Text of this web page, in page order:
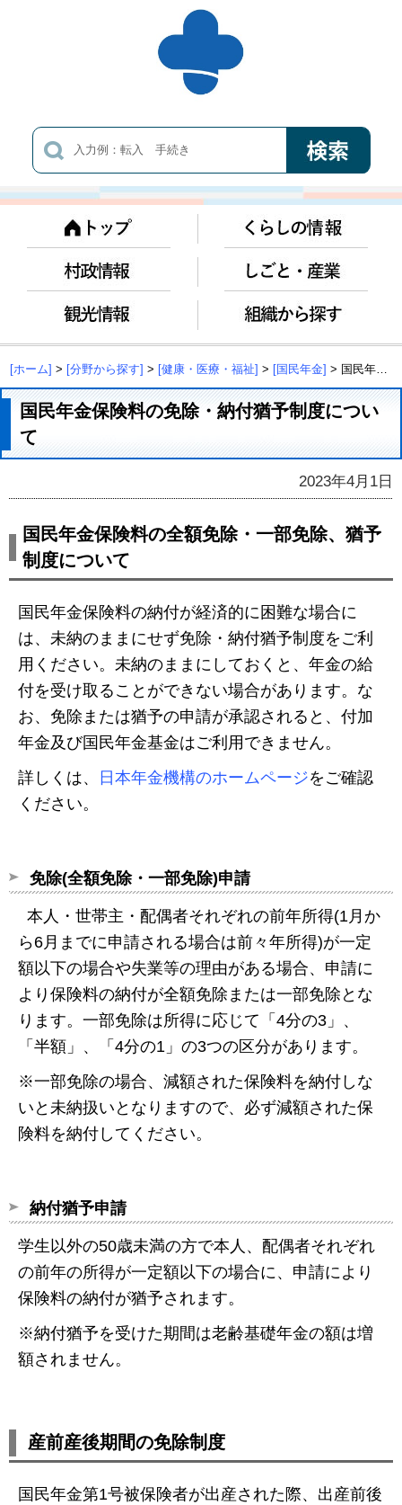
[ホーム] > [分野から探す] > [健康・医療・福祉] > [国民年金] > 国民年金保険料の免除・納付猶予制度について
国民年金保険料の免除・納付猶予制度につい
て
2023年4月1日
国民年金保険料の全額免除・一部免除、猶予
制度について
国民年金保険料の納付が経済的に困難な場合に
は、未納のままにせず免除・納付猶予制度をご利
用ください。未納のままにしておくと、年金の給
付を受け取ることができない場合があります。な
お、免除または猶予の申請が承認されると、付加
年金及び国民年金基金はご利用できません。
詳しくは、
日本年金機構のホームページをご確認
ください。
免除(全額免除・一部免除)申請
本人・世帯主・配偶者それぞれの前年所得(1月か
ら6月までに申請される場合は前々年所得)が一定
額以下の場合や失業等の理由がある場合、申請に
より保険料の納付が全額免除または一部免除とな
ります。一部免除は所得に応じて「4分の3」、
「半額」、「4分の1」の3つの区分があります。
※一部免除の場合、減額された保険料を納付しな
いと未納扱いとなりますので、必ず減額された保
険料を納付してください。
納付猶予申請
学生以外の50歳未満の方で本人、配偶者それぞれ
の前年の所得が一定額以下の場合に、申請により
保険料の納付が猶予されます。
※納付猶予を受けた期間は老齢基礎年金の額は増
額されません。
産前産後期間の免除制度
国民年金第1号被保険者が出産された際、出産前後